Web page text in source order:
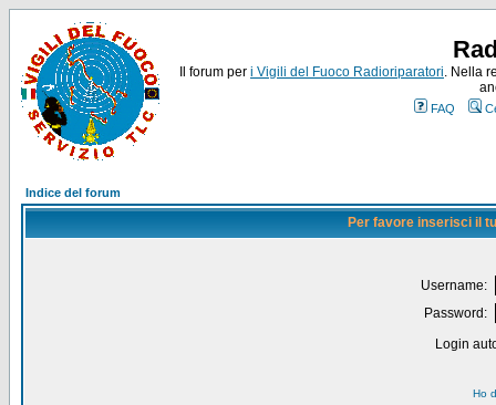
Il forum per i Vigili del Fuoco Radioriparatori. Nella
FAQ
Indice del forum
Per favore inserisci il
Username:
Password:
Login
Ho